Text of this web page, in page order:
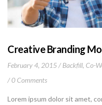
Creative Branding
February 4, 2015 Backfill, Co-
0 Comments
Lorem ipsum dolor sit amet,